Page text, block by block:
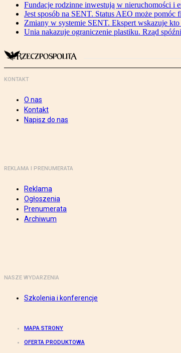
Fundacje rodzinne inwestują w nieruchomości i
Jest sposób na SENT. Status AEO może pomóc
Zmiany w systemie SENT. Ekspert wskazuje
Unia nakazuje ograniczenie plastiku. Rząd
KONTAKT
O nas
Kontakt
Napisz do nas
REKLAMA I PRENUMERATA
Reklama
Ogłoszenia
Prenumerata
Archiwum
NASZE WYDARZENIA
Szkolenia i konferencje
MAPA STRONY
OFERTA PRODUKTOWA